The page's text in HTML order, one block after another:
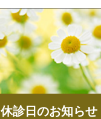
休診日のお知らせ